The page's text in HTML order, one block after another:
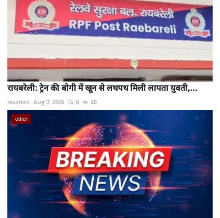
रायबरेली: ट्रेन की बोगी में खून से लथपथ मिली लापता युवती,...
rexpress Aug 7, 2026 0 60
other